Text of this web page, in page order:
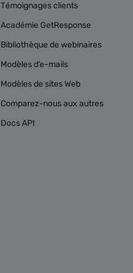
Témoignages clients
Académie GetResponse
Bibliothèque de webinaires
Modèles d’e-mails
Modèles de sites Web
Comparez-nous aux autres
Docs API